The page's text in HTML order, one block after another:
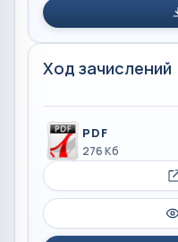
Ход зачислений
PDF
276 Кб